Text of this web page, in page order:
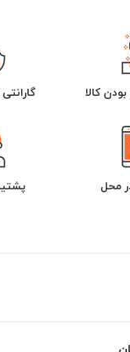
قالباََ در خودرو های
سایپا و ایران خودرو به
آهنی از ویژگی هایی
جلب توجه می
خودرو خود داشتید می
مورد نظر را
داشته باشید که
و به اصطلاح رینگ فابریک
آلومینیومی ، یک انتخاب
کالا
محل